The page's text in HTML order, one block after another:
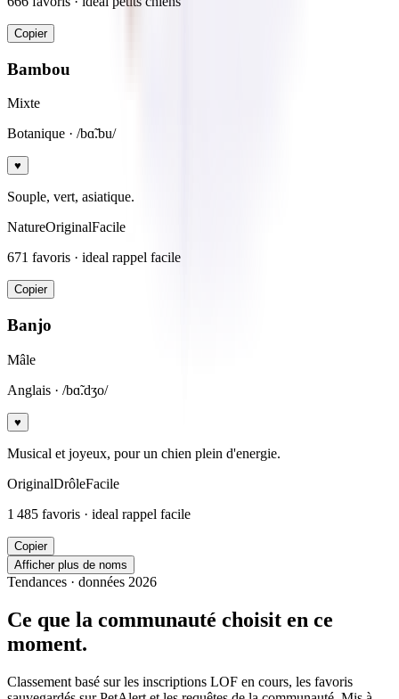
Copier
Bambou
Mixte
Botanique · /bɑ̃.bu/
♥
Souple, vert, asiatique.
NatureOriginalFacile
671 favoris · ideal rappel facile
Copier
Banjo
Mâle
Anglais · /bɑ̃.dʒo/
♥
Musical et joyeux, pour un chien plein d'energie.
OriginalDrôleFacile
1 485 favoris · ideal rappel facile
Copier
Afficher plus de noms
Tendances · données 2026
Ce que la communauté choisit en ce
moment.
Classement basé sur les inscriptions LOF en cours, les favoris